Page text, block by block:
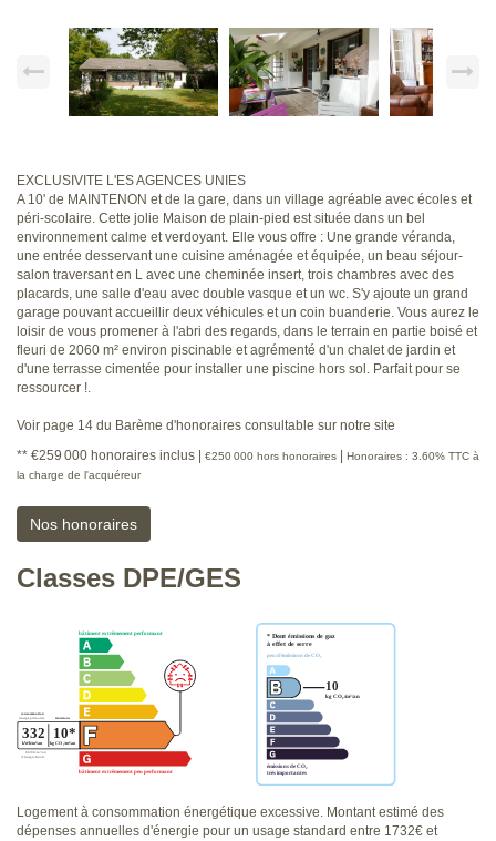
EXCLUSIVITE L'ES AGENCES UNIES
A 10' de MAINTENON et de la gare, dans un village agréable avec écoles et
péri-scolaire. Cette jolie Maison de plain-pied est située dans un bel
environnement calme et verdoyant. Elle vous offre : Une grande véranda,
une entrée desservant une cuisine aménagée et équipée, un beau séjour-
salon traversant en L avec une cheminée insert, trois chambres avec des
placards, une salle d'eau avec double vasque et un wc. S'y ajoute un grand
garage pouvant accueillir deux véhicules et un coin buanderie. Vous aurez le
loisir de vous promener à l'abri des regards, dans le terrain en partie boisé et
fleuri de 2060 m² environ piscinable et agrémenté d'un chalet de jardin et
d'une terrasse cimentée pour installer une piscine hors sol. Parfait pour se
ressourcer !.
Voir page 14 du Barème d'honoraires consultable sur notre site
** €259 000 honoraires inclus €250 000 hors honoraires
Honoraires : 3.60% TTC à
la charge de l'acquéreur
Nos honoraires
Classes DPE/GES
Logement à consommation énergétique excessive. Montant estimé des
dépenses annuelles d'énergie pour un usage standard entre 1732€ et